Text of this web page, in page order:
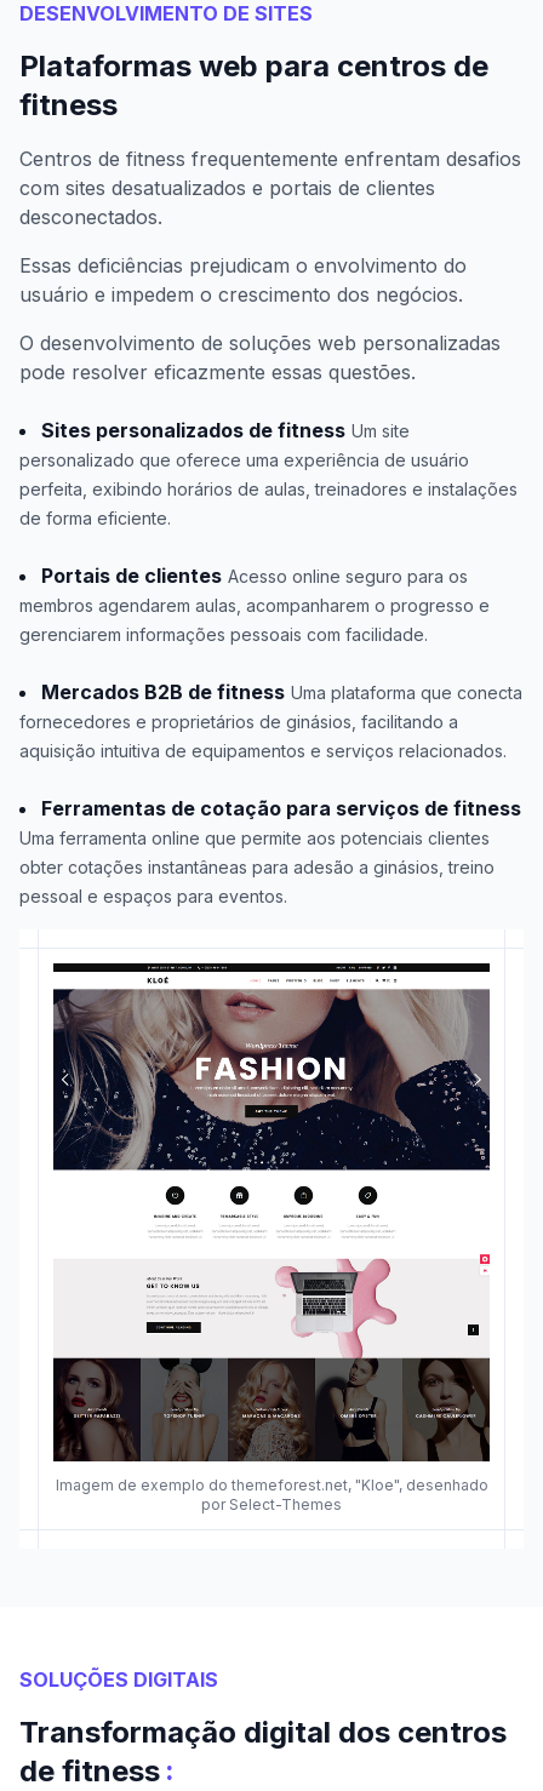
Imagem de exemplo do themeforest.net, "Kloe", desenhado
por Select-Themes
DESENVOLVIMENTO DE SITES
Plataformas web para centros de
fitness
Centros de fitness frequentemente enfrentam desafios
com sites desatualizados e portais de clientes
desconectados.
Essas deficiências prejudicam o envolvimento do
usuário e impedem o crescimento dos negócios.
O desenvolvimento de soluções web personalizadas
pode resolver eficazmente essas questões.
Sites personalizados de fitness Um site
personalizado que oferece uma experiência de usuário
perfeita, exibindo horários de aulas, treinadores e instalações
de forma eficiente.
Portais de clientes Acesso online seguro para os
membros agendarem aulas, acompanharem o progresso e
gerenciarem informações pessoais com facilidade.
Mercados B2B de fitness Uma plataforma que conecta
fornecedores e proprietários de ginásios, facilitando a
aquisição intuitiva de equipamentos e serviços relacionados.
Ferramentas de cotação para serviços de fitness
Uma ferramenta online que permite aos potenciais clientes
obter cotações instantâneas para adesão a ginásios, treino
pessoal e espaços para eventos.
SOLUÇÕES DIGITAIS
Transformação digital dos centros
de fitness :